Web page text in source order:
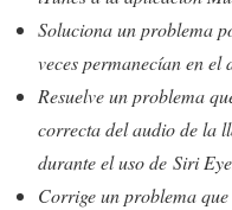
Soluciona un problema
veces permanecían en el
Resuelve un problema
correcta del audio de la
durante el uso de Siri
Corrige un problema